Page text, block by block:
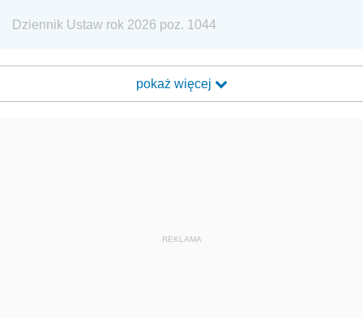
Dziennik Ustaw rok 2026 poz. 1044
pokaż więcej
REKLAMA